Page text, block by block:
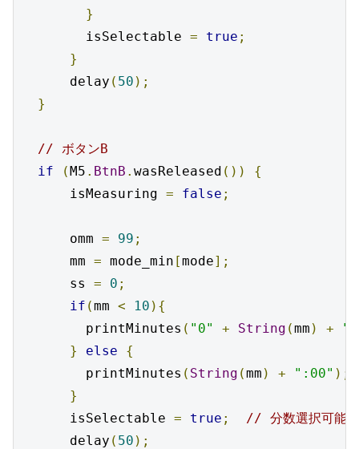
}
        isSelectable
= true ;
}
      delay
( 50 );
}
// ボタンB
if
(M5 . BtnB . wasReleased ())
{
      isMeasuring
= false ;
      omm
= 99 ;
      mm
= mode_min [mode];
      ss
= 0 ;
if (mm < 10 ){
        printMinutes
( "0" + String (mm ) +
}
else
{
        printMinutes
( String (mm ) + ":00" );
}
      isSelectable
= true ;
// 分数選択可能に
      delay
( 50 );